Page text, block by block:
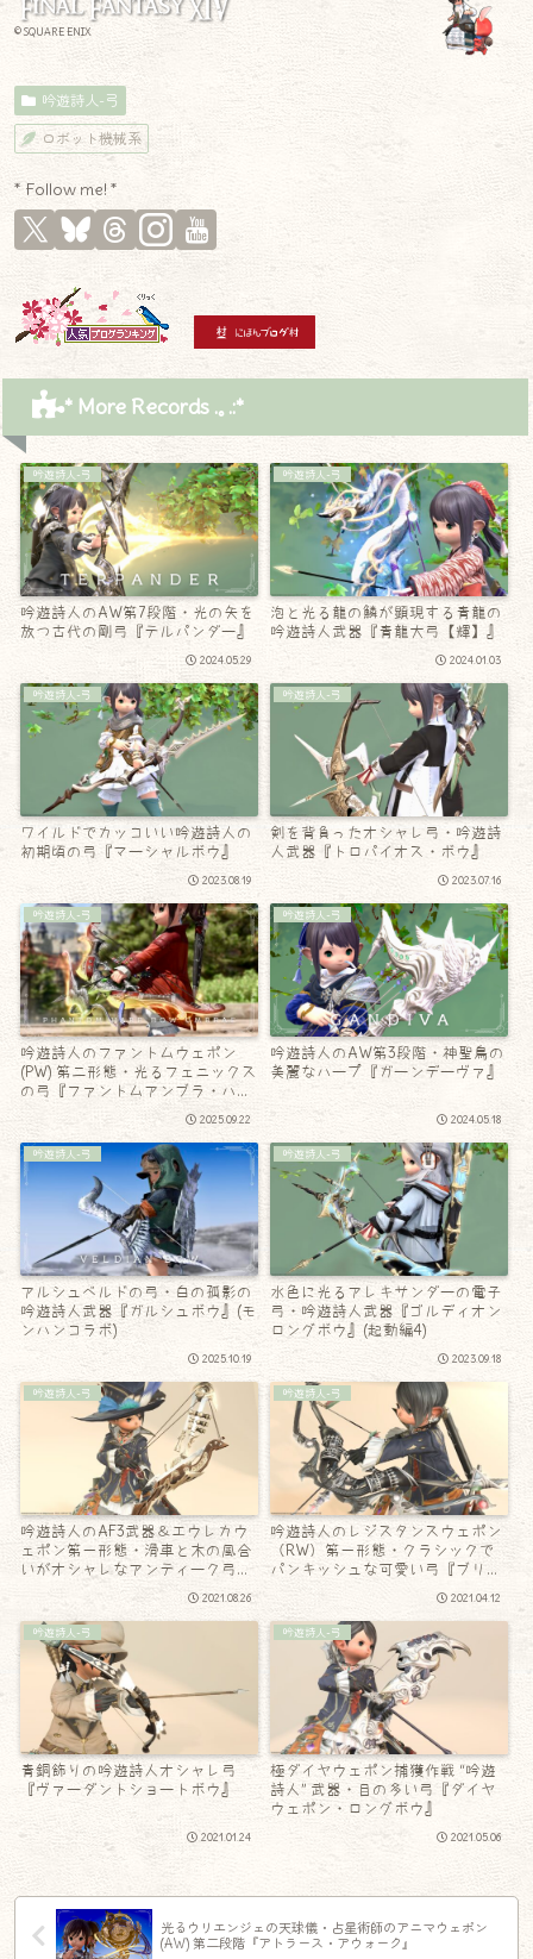
© SQUARE ENIX
吟遊詩人-弓
ロボット機械系
* Follow me! *
* More Records .｡.:*
吟遊詩人-弓
吟遊詩人のAW第7段階・光の矢を
放つ古代の剛弓『テルパンダー』
2024.05.29
吟遊詩人-弓
泡と光る龍の鱗が顕現する青龍の
吟遊詩人武器『青龍大弓【輝】』
2024.01.03
吟遊詩人-弓
ワイルドでカッコいい吟遊詩人の
初期頃の弓『マーシャルボウ』
2023.08.19
吟遊詩人-弓
剣を背負ったオシャレ弓・吟遊詩
人武器『トロパイオス・ボウ』
2023.07.16
吟遊詩人-弓
吟遊詩人のファントムウェポン
(PW) 第二形態・光るフェニックス
の弓『ファントムアンブラ・ハー
2025.09.22
吟遊詩人-弓
吟遊詩人のAW第3段階・神聖鳥の
美麗なハープ『ガーンデーヴァ』
2024.05.18
吟遊詩人-弓
アルシュベルドの弓・白の孤影の
吟遊詩人武器『ガルシュボウ』(モ
ンハンコラボ)
2025.10.19
吟遊詩人-弓
水色に光るアレキサンダーの電子
弓・吟遊詩人武器『ゴルディオン
ロングボウ』(起動編4)
2023.09.18
吟遊詩人-弓
吟遊詩人のAF3武器＆エウレカウ
ェポン第一形態・滑車と木の風合
いがオシャレなアンティーク弓
『フェイルノート』
2021.08.26
吟遊詩人-弓
吟遊詩人のレジスタンスウェポン
（RW）第一形態・クラシックで
パンキッシュな可愛い弓『ブリリ
2021.04.12
吟遊詩人-弓
青銅飾りの吟遊詩人オシャレ弓
『ヴァーダントショートボウ』
2021.01.24
吟遊詩人-弓
極ダイヤウェポン捕獲作戦 “吟遊
詩人” 武器・目の多い弓『ダイヤ
ウェポン・ロングボウ』
2021.05.06
光るウリエンジェの天球儀・占星術師のアニマウェポン
(AW) 第二段階『アトラース・アウォーク』